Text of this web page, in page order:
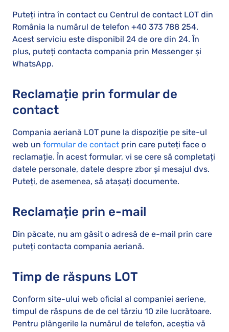
Puteți intra în contact cu Centrul de contact LOT din
România la numărul de telefon +40 373 788 254.
Acest serviciu este disponibil 24 de ore din 24. În
plus, puteți contacta compania prin Messenger și
WhatsApp.
Reclamație prin formular de
contact
Compania aeriană LOT pune la dispoziție pe site-ul
web un formular de contact prin care puteți face o
reclamație. În acest formular, vi se cere să completați
datele personale, datele despre zbor și mesajul dvs.
Puteți, de asemenea, să atașați documente.
Reclamație prin e-mail
Din păcate, nu am găsit o adresă de e-mail prin care
puteți contacta compania aeriană.
Timp de răspuns LOT
Conform site-ului web oficial al companiei aeriene,
timpul de răspuns de de cel târziu 10 zile lucrătoare.
Pentru plângerile la numărul de telefon, aceștia vă